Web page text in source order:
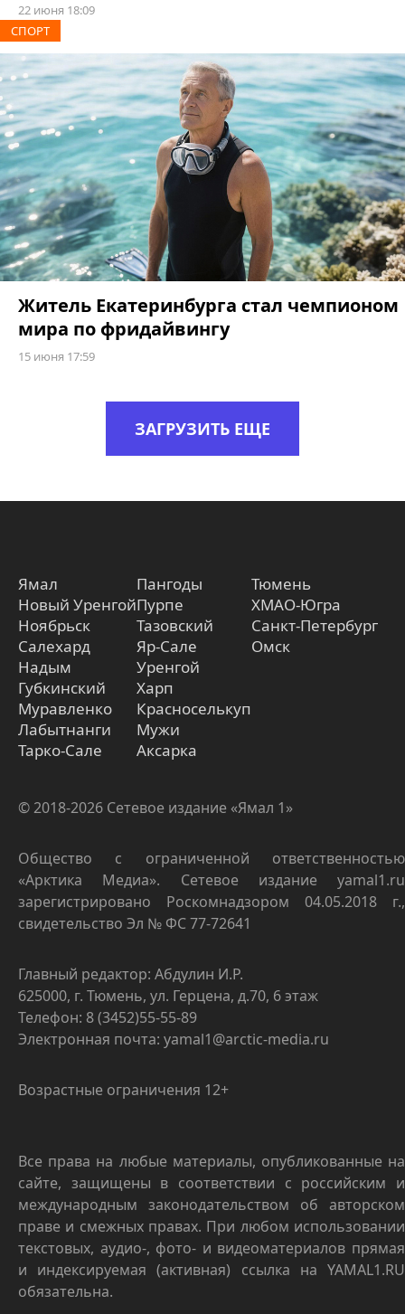
22 июня 18:09
СПОРТ
Житель Екатеринбурга стал чемпионом
мира по фридайвингу
15 июня 17:59
ЗАГРУЗИТЬ ЕЩЕ
Ямал
Новый Уренгой
Ноябрьск
Салехард
Надым
Губкинский
Муравленко
Лабытнанги
Тарко-Сале
Пангоды
Пурпе
Тазовский
Яр-Сале
Уренгой
Харп
Красноселькуп
Мужи
Аксарка
Тюмень
ХМАО-Югра
Санкт-Петербург
Омск
© 2018-2026 Сетевое издание «Ямал 1»
Общество с ограниченной ответственностью
«Арктика Медиа». Сетевое издание yamal1.ru
зарегистрировано Роскомнадзором 04.05.2018 г.,
свидетельство Эл № ФС 77-72641
Главный редактор: Абдулин И.Р.
625000, г. Тюмень, ул. Герцена, д.70, 6 этаж
Телефон: 8 (3452)55-55-89
Электронная почта: yamal1@arctic-media.ru
Возрастные ограничения 12+
Все права на любые материалы, опубликованные на
сайте, защищены в соответствии с российским и
международным законодательством об авторском
праве и смежных правах. При любом использовании
текстовых, аудио-, фото- и видеоматериалов прямая
и индексируемая (активная) ссылка на YAMAL1.RU
обязательна.